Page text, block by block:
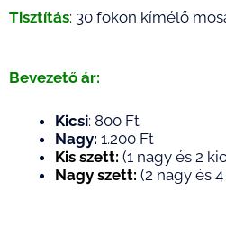
Tisztítás: 30 fokon kímélő
Bevezető ár:
Kicsi: 800 Ft
Nagy: 1.200 Ft
Kis szett: (1 nagy és 2
Nagy szett: (2 nagy és